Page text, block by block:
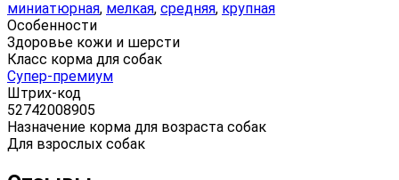
миниатюрная, мелкая, средняя, крупная
Особенности
Здоровье кожи и шерсти
Класс корма для собак
Супер-премиум
Штрих-код
52742008905
Назначение корма для возраста собак
Для взрослых собак